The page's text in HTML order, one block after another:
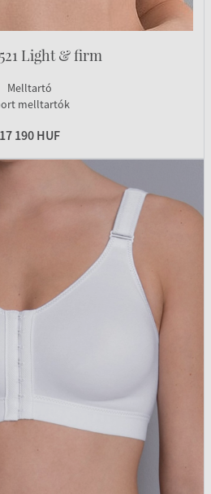
Light & firm
Melltartó
melltartók
17 190 HUF